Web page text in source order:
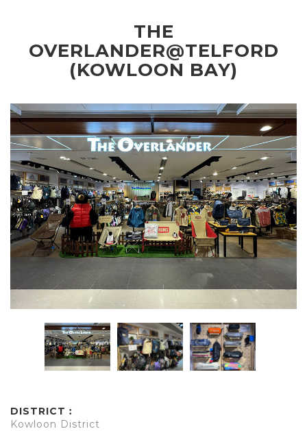
THE
OVERLANDER@TELFORD
(KOWLOON BAY)
DISTRICT︰
Kowloon District